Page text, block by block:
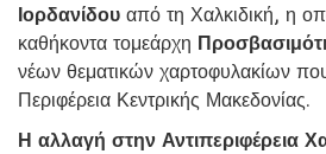
Ιορδανίδου από τη Χαλκιδική, η
καθήκοντα τομεάρχη
νέων θεματικών χαρτοφυλακίων
Περιφέρεια Κεντρικής Μακεδονίας.
Η αλλαγή στην Αντιπεριφέρεια